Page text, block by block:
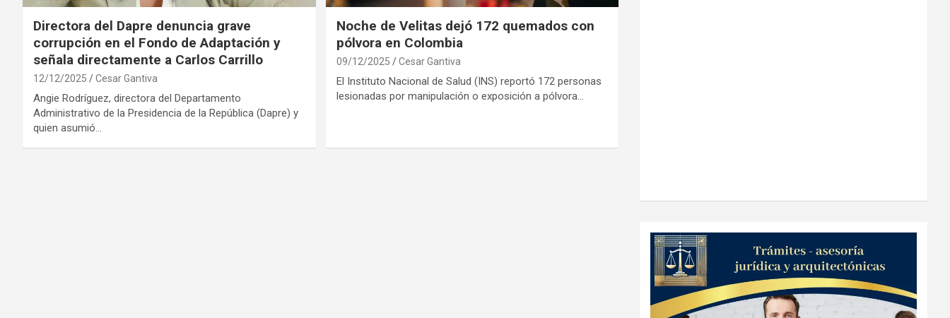
Directora del Dapre denuncia grave
corrupción en el Fondo de Adaptación y
señala directamente a Carlos Carrillo
12/12/2025 Cesar Gantiva
Angie Rodríguez, directora del Departamento
Administrativo de la Presidencia de la República (Dapre) y
quien asumió…
Noche de Velitas dejó 172 quemados con
pólvora en Colombia
09/12/2025 Cesar Gantiva
El Instituto Nacional de Salud (INS) reportó 172 personas
lesionadas por manipulación o exposición a pólvora…